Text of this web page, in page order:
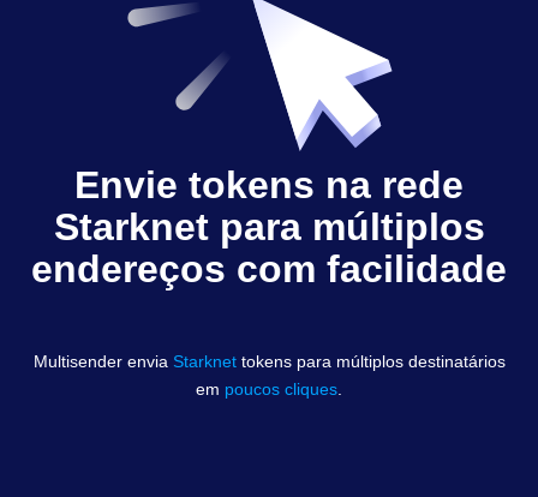
Envie tokens na rede
Starknet para múltiplos
endereços com facilidade
Multisender envia Starknet tokenspara múltiplos destinatários
em poucos cliques